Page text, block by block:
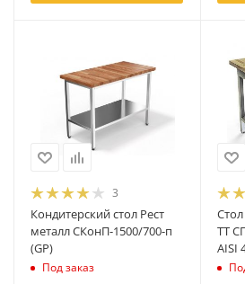
3
Кондитерский стол Рест
металл СКонП-1500/700-п
(GP)
Под заказ
ТТ
AISI